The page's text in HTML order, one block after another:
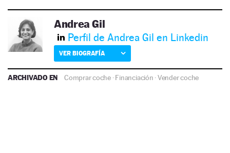
Andrea Gil
Perfil de Andrea Gil en Linkedin
VER BIOGRAFÍA
ARCHIVADO EN Comprar coche ·Financiación ·Vender coche